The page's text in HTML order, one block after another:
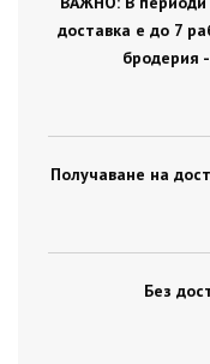
доставка е до 7
бродерия
Получаване на
Без